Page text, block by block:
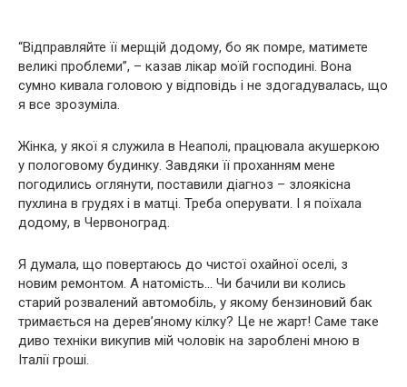
“Вiдправляйте її мерщiй додому, бо як помре, матимете
великi проблеми”, – казав лiкар моїй господинi. Вона
сумно кивала головою у вiдповiдь i не здогадувалась, що
я все зрозумiла.
Жiнка, у якої я служила в Неаполi, працювала акушеркою
у пологовому будинку. Завдяки її проханням мене
погодились оглянути, поставили дiагноз – злоякiсна
пухлина в грудях i в матцi. Треба оперувати. I я поїхала
додому, в Червоноград.
Я думала, що повертаюсь до чистої охайної оселi, з
новим ремонтом. А натомiсть… Чи бачили ви колись
старий розвалений автомобiль, у якому бензиновий бак
тримається на дерев’яному кiлку? Це не жарт! Саме таке
диво технiки викупив мiй чоловiк на заробленi мною в
Iталiї грошi.